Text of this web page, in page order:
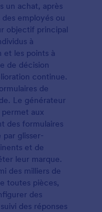
un achat, après
employés ou
objectif principal
à
les points à
de décision
continue.
de
Le générateur
aux
des formulaires
par glisser-
et de
leur marque.
des milliers de
toutes pièces,
des
des réponses